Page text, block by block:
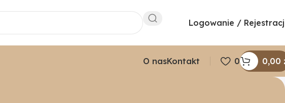
Logowanie /
O nasKontakt 0 0,00